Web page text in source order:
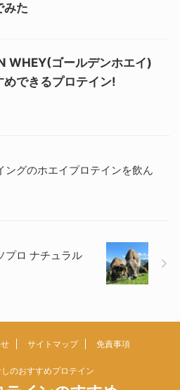
みた
WHEY(ゴールデンホエイ)
めできるプロテイン!
ングのホエイプロテインを飲ん
プロ ナチュラル
サイトマップ 免責事項
のおすすめプロテイン